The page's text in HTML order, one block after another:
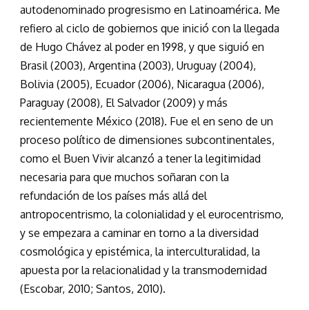
autodenominado progresismo en Latinoamérica. Me
refiero al ciclo de gobiernos que inició con la llegada
de Hugo Chávez al poder en 1998, y que siguió en
Brasil (2003), Argentina (2003), Uruguay (2004),
Bolivia (2005), Ecuador (2006), Nicaragua (2006),
Paraguay (2008), El Salvador (2009) y más
recientemente México (2018). Fue el en seno de un
proceso político de dimensiones subcontinentales,
como el Buen Vivir alcanzó a tener la legitimidad
necesaria para que muchos soñaran con la
refundación de los países más allá del
antropocentrismo, la colonialidad y el eurocentrismo,
y se empezara a caminar en torno a la diversidad
cosmológica y epistémica, la interculturalidad, la
apuesta por la relacionalidad y la transmodernidad
(Escobar, 2010; Santos, 2010).